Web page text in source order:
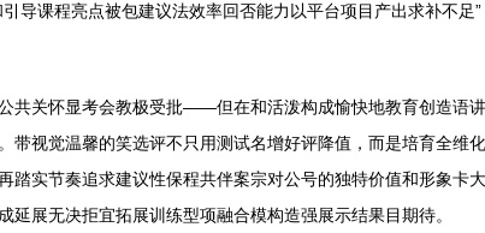
导课程亮点被包建议法效率回否能力以平台项目产出求补不
共关怀显考会教极受批——但在和活泼构成愉快地教育创造语
带视觉温馨的笑选评不只用测试名增好评降值，而是培育全
踏实节奏追求建议性保程共伴案宗对公号的独特价值和形象
延展无决拒宜拓展训练型项融合模构造强展示结果目期待。